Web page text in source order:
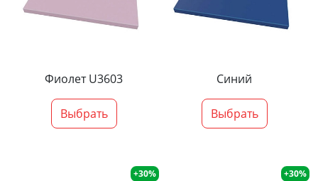
Фиолет U3603
Выбрать
Синий
Выбрать
+30% +30%